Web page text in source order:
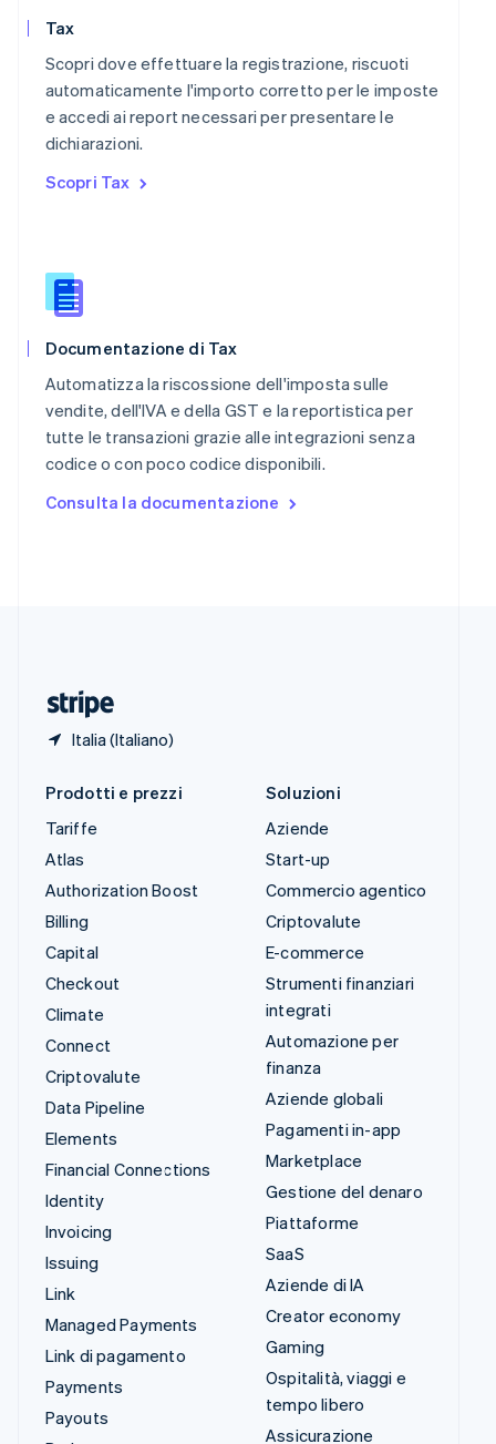
Tax
Scopri dove effettuare la registrazione, riscuoti
automaticamente l'importo corretto per le imposte
e accedi ai report necessari per presentare le
dichiarazioni.
Scopri Tax
Documentazione di Tax
Automatizza la riscossione dell'imposta sulle
vendite, dell'IVA e della GST e la reportistica per
tutte le transazioni grazie alle integrazioni senza
codice o con poco codice disponibili.
Consulta la documentazione
Italia (Italiano)
English
Portogallo
Português English
RAS di Hong Kong, Cina
English简体中文
English
English
Singapore
Slovacchia
English
English Italiano
Spagna
EspañolEnglish
English Español简体中文
Prodotti e prezzi
Tariffe
Atlas
Authorization Boost
Billing
Capital
Checkout
Climate
Connect
Criptovalute
Data Pipeline
Elements
Financial Connections
Identity
Invoicing
Issuing
Link
Managed Payments
Link di pagamento
Payments
Payouts
Soluzioni
Aziende
Start-up
Commercio agentico
Criptovalute
E-commerce
Strumenti finanziari
integrati
Automazione per
finanza
Aziende globali
Pagamenti in-app
Marketplace
Gestione del denaro
Piattaforme
SaaS
Aziende di IA
Creator economy
Gaming
Ospitalità, viaggi e
tempo libero
Assicurazione